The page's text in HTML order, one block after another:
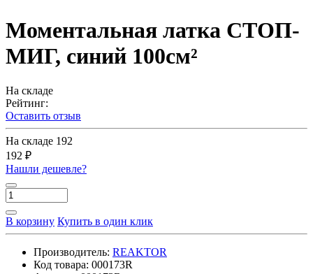
Моментальная латка СТОП-
МИГ, синий 100см²
На складе
Рейтинг:
Оставить отзыв
На складе 192
192 ₽
Нашли дешевле?
В корзину Купить в один клик
Производитель: REAKTOR
Код товара: 000173R